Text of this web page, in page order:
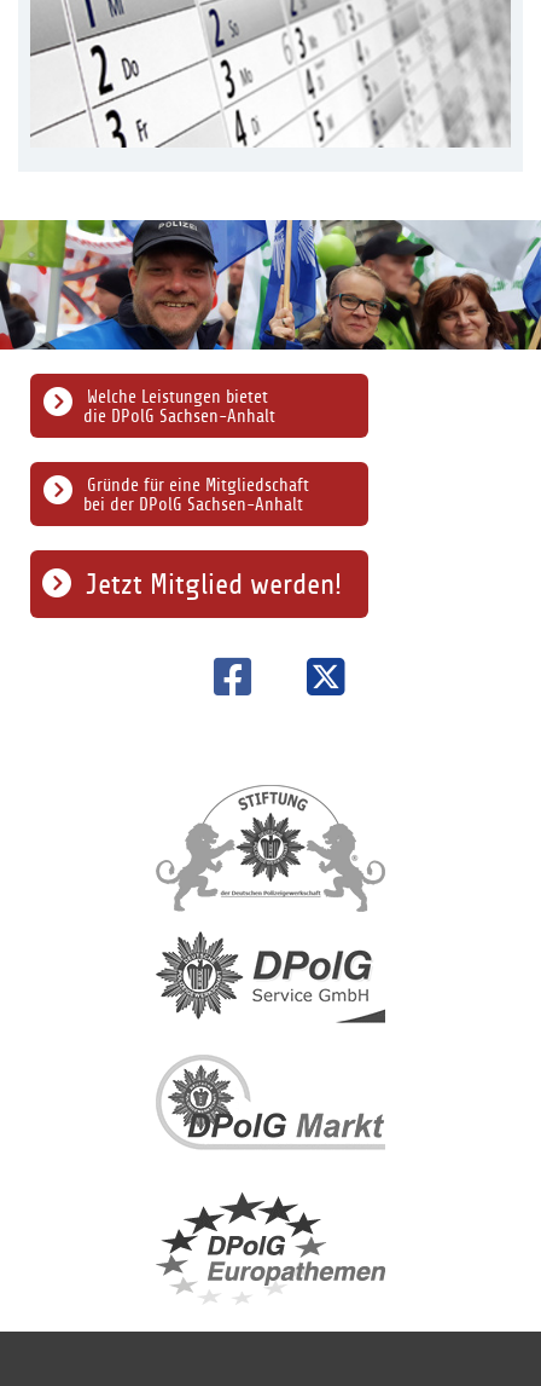
Gründe für eine Mitgliedschaft
bei der DPolG Sachsen-Anhalt
Welche Leistungen bietet
die DPolG Sachsen-Anhalt
Jetzt Mitglied werden!